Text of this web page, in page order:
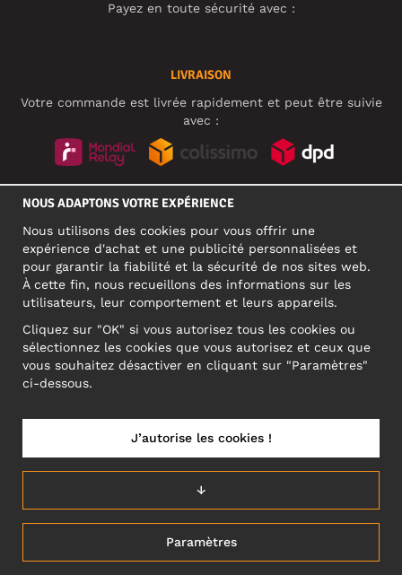
Payez en toute sécurité avec :
LIVRAISON
Votre commande est livrée rapidement et peut être suivie
avec :
RÉSEAUX SOCIAUX
ADRESSE PROFESSIONNELLE
Motley Denim Europe OÜ
Narva mnt 5, EE-10117 Tallinn
Reg: 12356245
ATTENTION ! N'envoyez pas les retours de produits à cette
adresse !
FRANCE/FRANÇAIS (FR)
NOUS ADAPTONS VOTRE EXPÉRIENCE
Nous utilisons des cookies pour vous offrir une
expérience d'achat et une publicité personnalisées et
pour garantir la fiabilité et la sécurité de nos sites web.
À cette fin, nous recueillons des informations sur les
utilisateurs, leur comportement et leurs appareils.
Cliquez sur "OK" si vous autorisez tous les cookies ou
sélectionnez les cookies que vous autorisez et ceux que
vous souhaitez désactiver en cliquant sur "Paramètres"
ci-dessous.
Paramètres
↓
J’autorise les cookies !